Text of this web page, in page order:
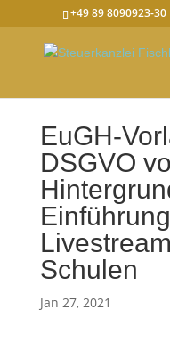
+49 89 8090923-30
EuGH-
DSGVO
Schulen
Jan 27, 2021